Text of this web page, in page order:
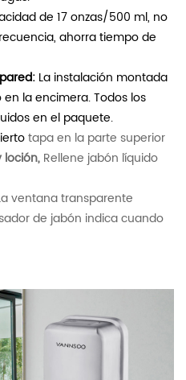
de 17 onzas/500 ml, no
ahorra tiempo de
La instalación montada
la encimera. Todos los
en el paquete.
tapa en la parte superior
loción, Rellene jabón líquido
ventana transparente
de jabón indica cuando